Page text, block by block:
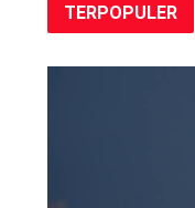
TERPOPULER